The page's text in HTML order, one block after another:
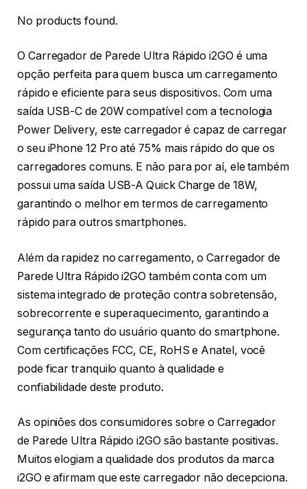
No products found.
O Carregador de Parede Ultra Rápido i2GO é uma
opção perfeita para quem busca um carregamento
rápido e eficiente para seus dispositivos. Com uma
saída USB-C de 20W compatível com a tecnologia
Power Delivery, este carregador é capaz de carregar
o seu iPhone 12 Pro até 75% mais rápido do que os
carregadores comuns. E não para por aí, ele também
possui uma saída USB-A Quick Charge de 18W,
garantindo o melhor em termos de carregamento
rápido para outros smartphones.
Além da rapidez no carregamento, o Carregador de
Parede Ultra Rápido i2GO também conta com um
sistema integrado de proteção contra sobretensão,
sobrecorrente e superaquecimento, garantindo a
segurança tanto do usuário quanto do smartphone.
Com certificações FCC, CE, RoHS e Anatel, você
pode ficar tranquilo quanto à qualidade e
confiabilidade deste produto.
As opiniões dos consumidores sobre o Carregador
de Parede Ultra Rápido i2GO são bastante positivas.
Muitos elogiam a qualidade dos produtos da marca
i2GO e afirmam que este carregador não decepciona.